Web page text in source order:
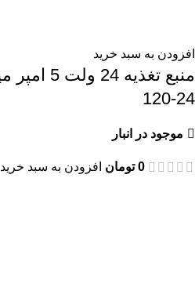
افزودن به سبد خرید
120-24
موجود در انبار
0 تومان افزودن به سبد خرید